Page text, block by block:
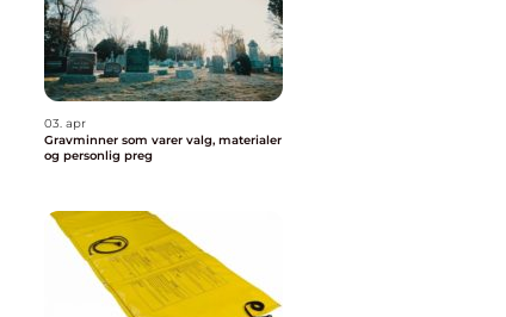
03. apr
Gravminner som varer valg, materialer
og personlig preg